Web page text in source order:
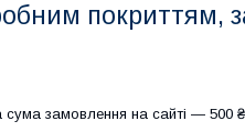
покриттям,
сума замовлення на сайті — 500 ₴